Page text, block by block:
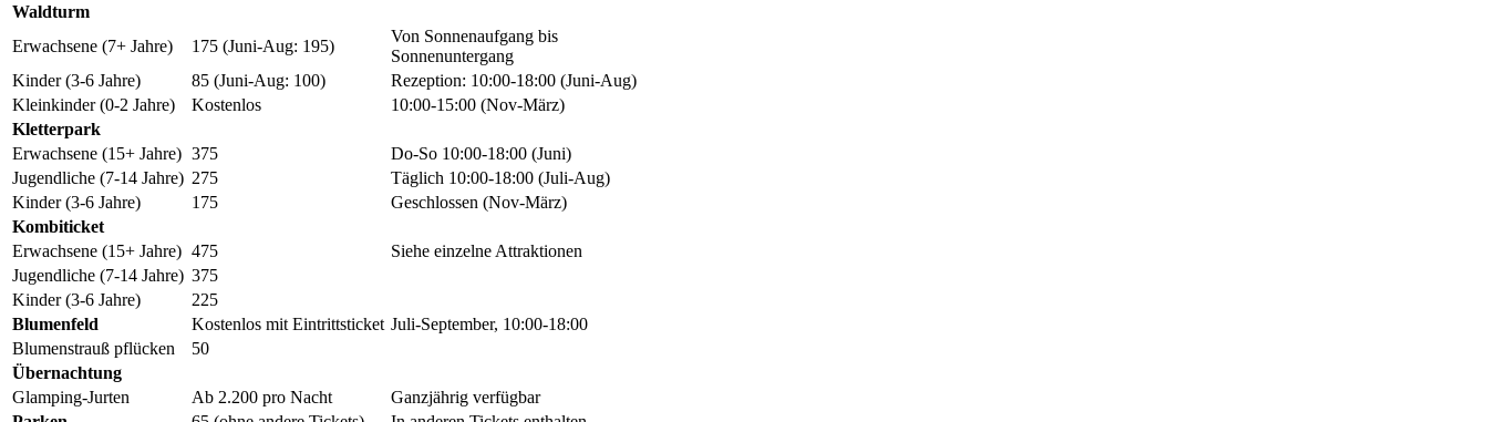
Waldturm
Erwachsene (7+ Jahre)
175 (Juni-Aug: 195)
Von Sonnenaufgang bis
Sonnenuntergang
Kinder (3-6 Jahre)
85 (Juni-Aug: 100)
Rezeption: 10:00-18:00 (Juni-Aug)
Kleinkinder (0-2 Jahre)
Kostenlos
10:00-15:00 (Nov-März)
Kletterpark
Erwachsene (15+ Jahre) 375
Do-So 10:00-18:00 (Juni)
Jugendliche (7-14 Jahre) 275
Täglich 10:00-18:00 (Juli-Aug)
Kinder (3-6 Jahre)
175
Geschlossen (Nov-März)
Kombiticket
Erwachsene (15+ Jahre) 475
Siehe einzelne Attraktionen
Jugendliche (7-14 Jahre) 375
Kinder (3-6 Jahre)
225
Blumenfeld
Kostenlos mit Eintrittsticket Juli-September, 10:00-18:00
Blumenstrauß pflücken
50
Übernachtung
Glamping-Jurten
Ab 2.200 pro Nacht
Ganzjährig verfügbar